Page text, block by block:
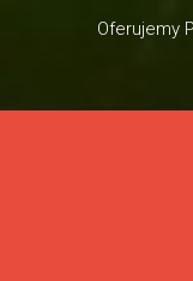
Oferujemy